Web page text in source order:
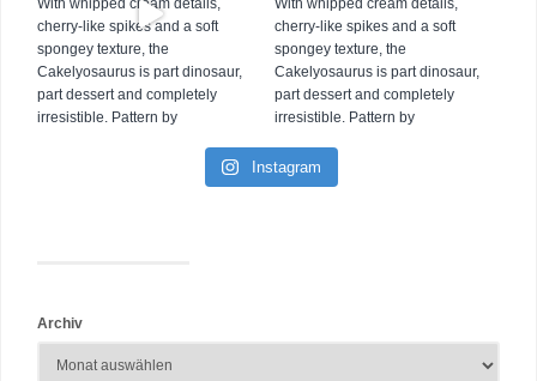
Instagram
Archiv